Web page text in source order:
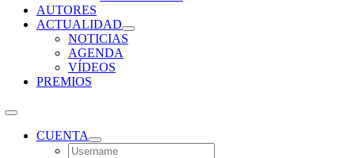
AUTORES
ACTUALIDAD
NOTICIAS
AGENDA
VÍDEOS
PREMIOS
CUENTA
Username: